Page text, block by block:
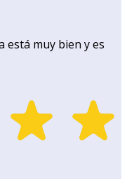
está muy bien y es